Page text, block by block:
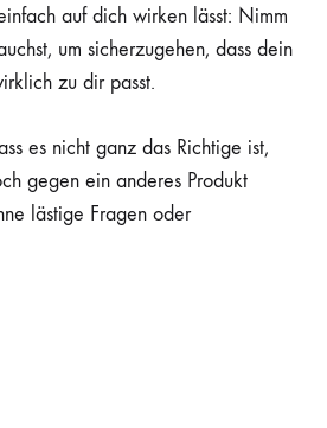
auf dich wirken lässt: Nimm
um sicherzugehen, dass dein
zu dir passt.
es nicht ganz das Richtige ist,
gegen ein anderes Produkt
lästige Fragen oder